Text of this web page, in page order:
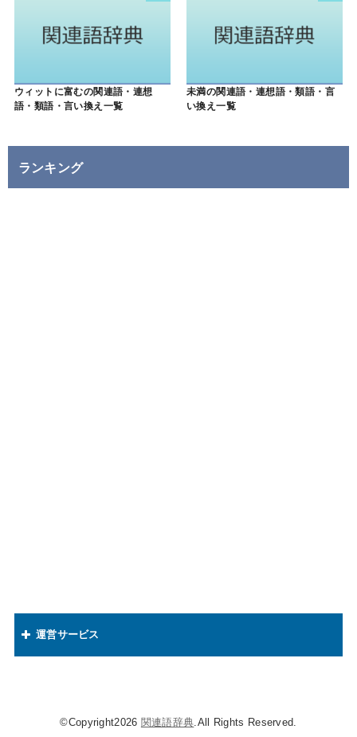
ウィットに富むの関連語・連想
語・類語・言い換え一覧
未満の関連語・連想語・類語・言
い換え一覧
ランキング
運営サービス
キャラの知識欲
©Copyright2026 関連語辞典 .All Rights Reserved.